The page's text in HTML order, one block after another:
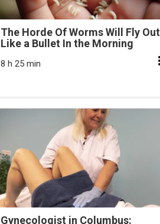
The Horde Of Worms Will Fly Out
Like a Bullet In the Morning
8 h 25 min
Gynecologist in Columbus: